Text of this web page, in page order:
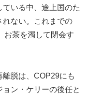
いる中、途上国のた
れない。これまでの
お茶を濁して閉会す
離脱は、COP29にも
ン・ケリーの後任と